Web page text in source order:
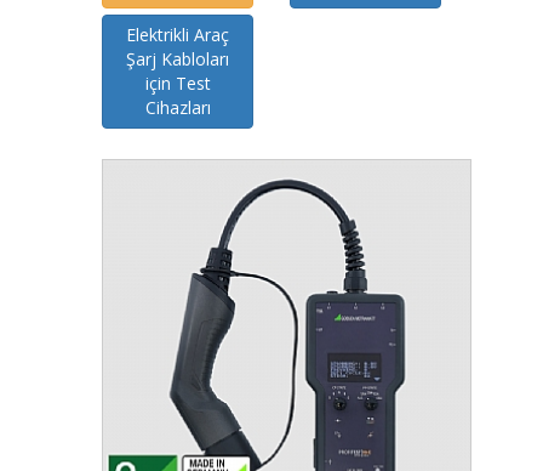
Elektrikli Araç
Şarj Kabloları
için Test
Cihazları